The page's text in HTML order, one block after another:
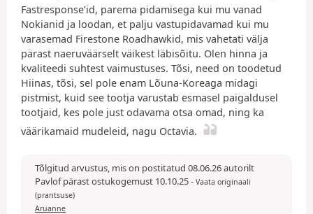
Fastresponse’id, parema pidamisega kui mu vanad
Nokianid ja loodan, et palju vastupidavamad kui mu
varasemad Firestone Roadhawkid, mis vahetati välja
pärast naeruväärselt väikest läbisõitu. Olen hinna ja
kvaliteedi suhtest vaimustuses. Tõsi, need on toodetud
Hiinas, tõsi, sel pole enam Lõuna-Koreaga midagi
pistmist, kuid see tootja varustab esmasel paigaldusel
tootjaid, kes pole just odavama otsa omad, ning ka
väärikamaid mudeleid, nagu Octavia.
Tõlgitud arvustus, mis on postitatud 08.06.26 autorilt
Pavlof pärast ostukogemust 10.10.25- Vaata originaali
(prantsuse)
Aruanne